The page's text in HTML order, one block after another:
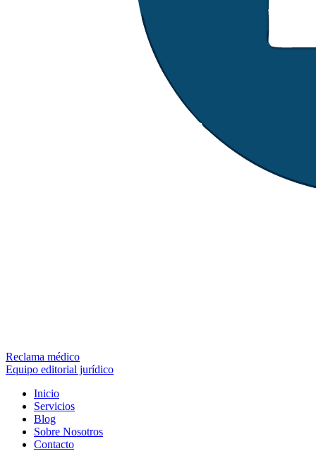
Reclama médico
Equipo editorial jurídico
Inicio
Servicios
Blog
Sobre Nosotros
Contacto